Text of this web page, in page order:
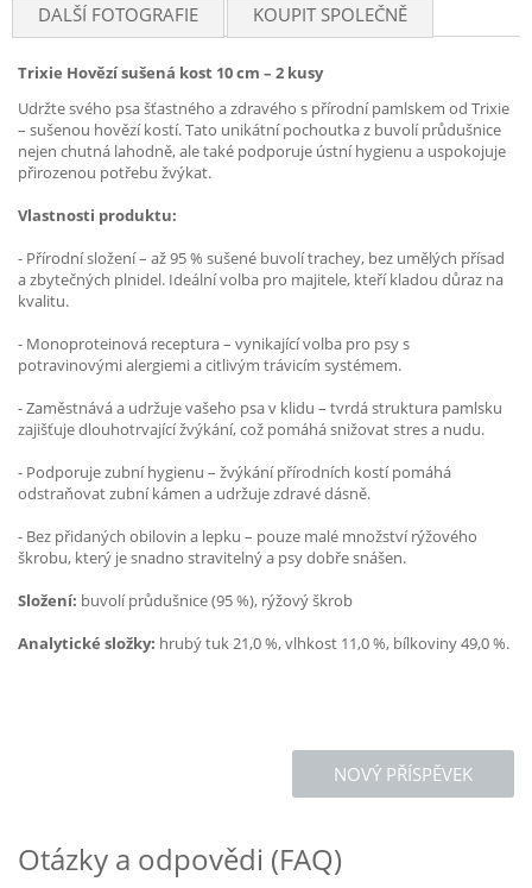
DALŠÍ FOTOGRAFIE
KOUPIT SPOLEČNĚ
Trixie Hovězí sušená kost 10 cm – 2 kusy
Udržte svého psa šťastného a zdravého s přírodní pamlskem od Trixie
– sušenou hovězí kostí. Tato unikátní pochoutka z buvolí průdušnice
nejen chutná lahodně, ale také podporuje ústní hygienu a uspokojuje
přirozenou potřebu žvýkat.
Vlastnosti produktu:
- Přírodní složení – až 95 % sušené buvolí trachey, bez umělých přísad
a zbytečných plnidel. Ideální volba pro majitele, kteří kladou důraz na
kvalitu.
- Monoproteinová receptura – vynikající volba pro psy s
potravinovými alergiemi a citlivým trávicím systémem.
- Zaměstnává a udržuje vašeho psa v klidu – tvrdá struktura pamlsku
zajišťuje dlouhotrvající žvýkání, což pomáhá snižovat stres a nudu.
- Podporuje zubní hygienu – žvýkání přírodních kostí pomáhá
odstraňovat zubní kámen a udržuje zdravé dásně.
- Bez přidaných obilovin a lepku – pouze malé množství rýžového
škrobu, který je snadno stravitelný a psy dobře snášen.
Složení: buvolí průdušnice (95 %), rýžový škrob
Analytické složky: hrubý tuk 21,0 %, vlhkost 11,0 %, bílkoviny 49,0 %.
NOVÝ PŘÍSPĚVEK
Otázky a odpovědi (FAQ)